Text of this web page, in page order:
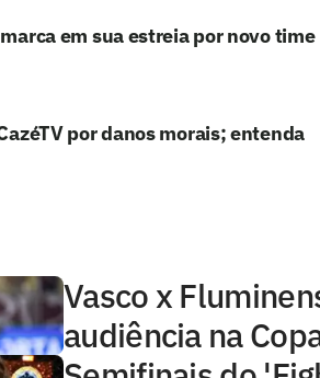
em sua estreia por novo time
por danos morais; entenda
Vasco x
audiência na